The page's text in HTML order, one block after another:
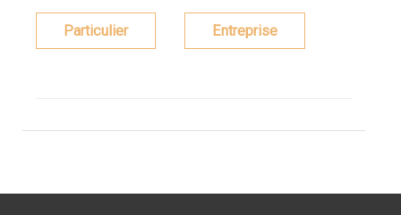
Particulier Entreprise